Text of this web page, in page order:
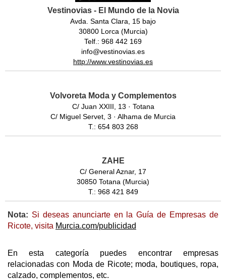
Vestinovias - El Mundo de la Novia
Avda. Santa Clara, 15 bajo
30800 Lorca (Murcia)
Telf.: 968 442 169
info@vestinovias.es
http://www.vestinovias.es
Volvoreta Moda y Complementos
C/ Juan XXIII, 13 · Totana
C/ Miguel Servet, 3 · Alhama de Murcia
T.: 654 803 268
ZAHE
C/ General Aznar, 17
30850 Totana (Murcia)
T.: 968 421 849
Nota: Si deseas anunciarte en la Guía de Empresas de
Ricote, visita Murcia.com/publicidad
En esta categoría puedes encontrar empresas
relacionadas con Moda de Ricote; moda, boutiques, ropa,
calzado, complementos, etc.